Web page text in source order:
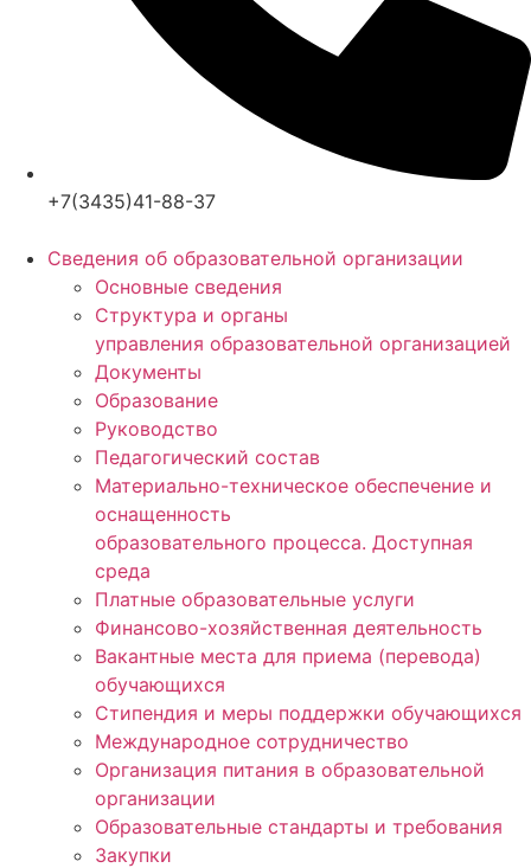
+7(3435)41-88-37
Сведения об образовательной организации
Основные сведения
Структура и органы
управления образовательной организацией
Документы
Образование
Руководство
Педагогический состав
Материально-техническое обеспечение и
оснащенность
образовательного процесса. Доступная
среда
Платные образовательные услуги
Финансово-хозяйственная деятельность
Вакантные места для приема (перевода)
обучающихся
Стипендия и меры поддержки обучающихся
Международное сотрудничество
Организация питания в образовательной
организации
Образовательные стандарты и требования
Закупки